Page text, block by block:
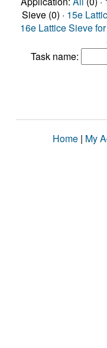
Sieve (0) · 15e
16e Lattice Sieve
Task name:
Home | My